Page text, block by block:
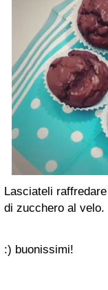
Lasciateli
di zucchero al velo.
:) buonissimi!